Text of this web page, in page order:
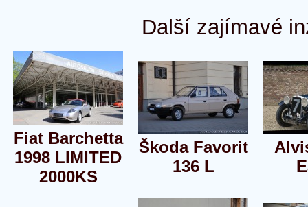
Další zajímavé
Fiat Barchetta
1998 LIMITED
2000KS
Škoda Favorit
136 L